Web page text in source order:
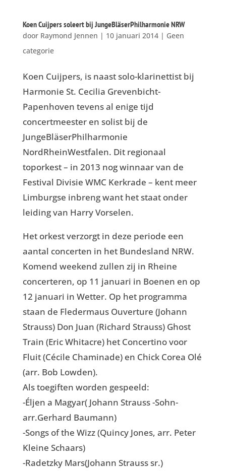
Koen Cuijpers soleert bij JungeBläserPhilharmonie NRW
door Raymond Jennen | 10 januari 2014| Geen
categorie
Koen Cuijpers, is naast solo-klarinettist bij
Harmonie St. Cecilia Grevenbicht-
Papenhoven tevens al enige tijd
concertmeester en solist bij de
JungeBläserPhilharmonie
NordRheinWestfalen. Dit regionaal
toporkest – in 2013 nog winnaar van de
Festival Divisie WMC Kerkrade – kent meer
Limburgse inbreng want het staat onder
leiding van Harry Vorselen.
Het orkest verzorgt in deze periode een
aantal concerten in het Bundesland NRW.
Komend weekend zullen zij in Rheine
concerteren, op 11 januari in Boenen en op
12 januari in Wetter. Op het programma
staan de Fledermaus Ouverture (Johann
Strauss) Don Juan (Richard Strauss) Ghost
Train (Eric Whitacre) het Concertino voor
Fluit (Cécile Chaminade) en Chick Corea Olé
(arr. Bob Lowden).
Als toegiften worden gespeeld:
-Éljen a Magyar( Johann Strauss -Sohn-
arr.Gerhard Baumann)
-Songs of the Wizz (Quincy Jones, arr. Peter
Kleine Schaars)
-Radetzky Mars(Johann Strauss sr.)